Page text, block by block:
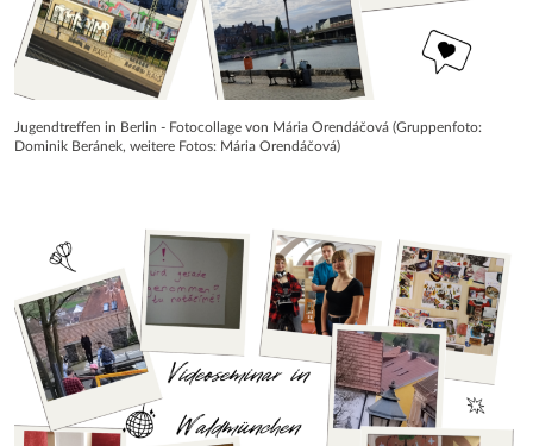
Jugendtreffen in Berlin - Fotocollage von Mária Orendáčová (Gruppenfoto:
Dominik Beránek, weitere Fotos: Mária Orendáčová)